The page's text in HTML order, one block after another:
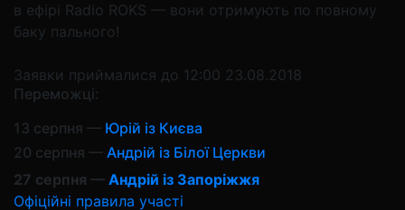
в ефірі Radio ROKS — вони отримують по повному
баку пального!
Заявки приймалися до 12:00 23.08.2018
Переможці:
13 серпня — Юрій із Києва
20 серпня — Андрій із Білої Церкви
27 серпня — Андрій із Запоріжжя
Офіційні правила участі